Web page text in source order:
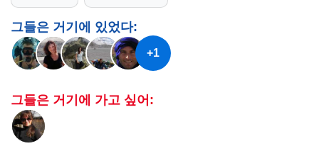
그들은 거기에 있었다:
+1
그들은 거기에 가고 싶어: